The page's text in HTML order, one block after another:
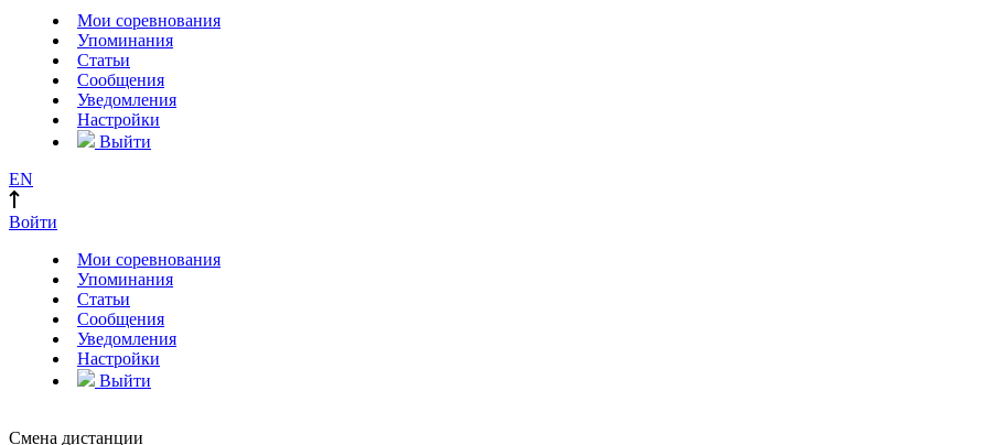
Мои соревнования
Упоминания
Статьи
Сообщения
Уведомления
Настройки
Выйти
EN
Войти
Мои соревнования
Упоминания
Статьи
Сообщения
Уведомления
Настройки
Выйти
Смена дистанции